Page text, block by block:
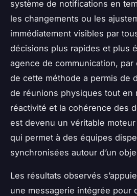
système de notifications en
les changements ou les
immédiatement visibles par
décisions plus rapides et plus
agence de communication, par
de cette méthode a permis de
de réunions physiques tout en
réactivité et la cohérence des
est devenu un véritable
qui permet à des équipes
synchronisées autour d’un
Les résultats observés
une messagerie intégrée pour